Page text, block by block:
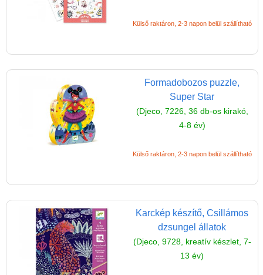
Külső raktáron, 2-3 napon belül szállítható
Formadobozos puzzle,
Super Star
(Djeco, 7226, 36 db-os kirakó,
4-8 év)
Külső raktáron, 2-3 napon belül szállítható
Karckép készítő, Csillámos
dzsungel állatok
(Djeco, 9728, kreatív készlet, 7-
13 év)